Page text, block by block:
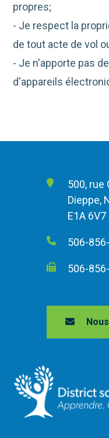
propres;
- Je respect la
de tout acte de vol
- Je n'apporte pas
d'appareils
500, rue
Dieppe,
E1A 6V7
506-
506-